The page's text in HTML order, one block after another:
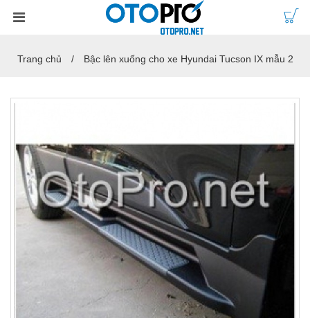
Trang chủ Bậc lên xuống cho xe Hyundai Tucson IX mẫu 2